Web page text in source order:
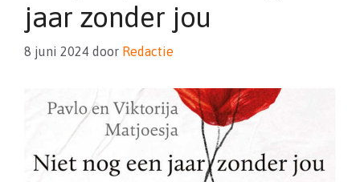
jaar zonder jou
8 juni 2024 door Redactie